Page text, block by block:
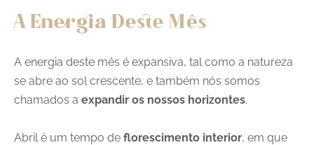
A Energia Deste Mês
A energia deste mês é expansiva, tal como a natureza
se abre ao sol crescente, e também nós somos
chamados a expandir os nossos horizontes.
Abril é um tempo de florescimento interior, em que